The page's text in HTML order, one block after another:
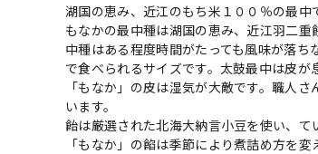
湖国の恵み、近江のもち米１００％の最中
もなかの最中種は湖国の恵み、近江羽二
中種はある程度時間がたっても風味が落
で食べられるサイズです。太鼓最中は皮が
「もなか」の皮は湿気が大敵です。職人
います。
飴は厳選された北海大納言小豆を使い、て
「もなか」の餡は季節により煮詰め方を